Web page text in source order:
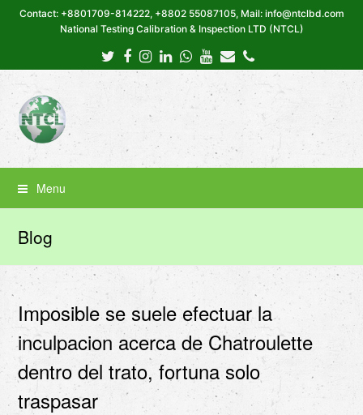
Contact: +8801709-814222, +8802 55087105, Mail: info@ntclbd.com
National Testing Calibration & Inspection LTD (NTCL)
Twitter
Facebook
Instagram
LinkedIn
Whatsapp
Youtube
EmailPhone
Menu
Blog
Imposible se suele efectuar la
inculpacion acerca de Chatroulette
dentro del trato, fortuna solo
traspasar